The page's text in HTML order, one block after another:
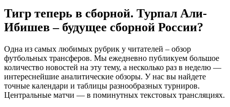
Тигр теперь в сборной. Турпал Али-
Ибишев – будущее сборной России?
Одна из самых любимых рубрик у читателей – обзор
футбольных трансферов. Мы ежедневно публикуем большое
количество новостей на эту тему, а несколько раз в неделю —
интереснейшие аналитические обзоры. У нас вы найдете
точные календари и таблицы разнообразных турниров.
Центральные матчи — в поминутных текстовых трансляциях.